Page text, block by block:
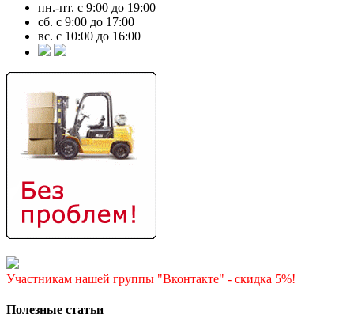
пн.-пт. с 9:00 до 19:00
сб. с 9:00 до 17:00
вс. с 10:00 до 16:00
Участникам нашей группы "Вконтакте" - скидка 5%!
Полезные статьи